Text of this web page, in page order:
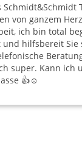
Schmidt&Schmidt
von ganzem
ich bin total
hilfsbereit Sie
super. Kann ich
👍☺️